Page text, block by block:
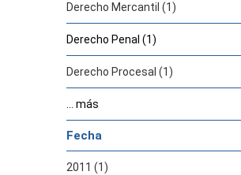
Derecho Mercantil (1)
Derecho Penal (1)
Derecho Procesal (1)
... más
Fecha
2011 (1)